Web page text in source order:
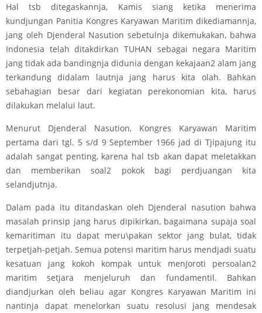
Hal tsb ditegaskannja, Kamis siang ketika menerima
kundjungan Panitia Kongres Karyawan Maritim dikediamannja,
jang oleh Djenderal Nasution sebetulnja dikemukakan, bahwa
Indonesia telah ditakdirkan TUHAN sebagai negara Maritim
jang tidak ada bandingnja didunia dengan kekajaan2 alam jang
terkandung didalam lautnja jang harus kita olah. Bahkan
sebahagian besar dari kegiatan perekonomian kita, harus
dilakukan melalui laut.
Menurut Djenderal Nasution, Kongres Karyawan Maritim
pertama dari tgl. 5 s/d 9 September 1966 jad di Tjipajung itu
adalah sangat penting, karena hal tsb akan dapat meletakkan
dan memberikan soal2 pokok bagi perdjuangan kita
selandjutnja.
Dalam pada itu ditandaskan oleh Djenderal nasution bahwa
masalah prinsip jang harus dipikirkan, bagaimana supaja soal
kemaritiman itu dapat meru\pakan sektor jang bulat, tidak
terpetjah-petjah. Semua potensi maritim harus mendjadi suatu
kesatuan jang kokoh kompak untuk menjoroti persoalan2
maritim setjara menjeluruh dan fundamentil. Bahkan
diandjurkan oleh beliau agar Kongres Karyawan Maritim ini
nantinja dapat menelorkan suatu resolusi jang mendesak